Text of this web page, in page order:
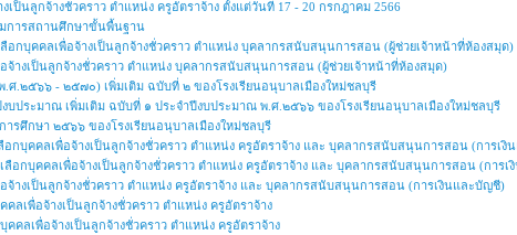
เป็นลูกจ้างชั่วคราว ตำแหน่ง ครูอัตราจ้าง ตั้งแต่วันที่ 17 - 20 กรกฎาคม 2566
มการสถานศึกษาขั้นพื้นฐาน
อกบุคคลเพื่อจ้างเป็นลูกจ้างชั่วคราว ตำแหน่ง บุคลากรสนับสนุนการสอน (ผู้ช่วยเจ้าหน้าที่ห้องสมุด)
จ้างเป็นลูกจ้างชั่วคราว ตำแหน่ง บุคลากรสนับสนุนการสอน (ผู้ช่วยเจ้าหน้าที่ห้องสมุด)
ศ.๒๕๖๖ - ๒๕๗๐) เพิ่มเติม ฉบับที่ ๒ ของโรงเรียนอนุบาลเมืองใหม่ชลบุรี
บประมาณ เพิ่มเติม ฉบับที่ ๑ ประจำปีงบประมาณ พ.ศ.๒๕๖๖ ของโรงเรียนอนุบาลเมืองใหม่ชลบุรี
ารศึกษา ๒๕๖๖ ของโรงเรียนอนุบาลเมืองใหม่ชลบุรี
อกบุคคลเพื่อจ้างเป็นลูกจ้างชั่วคราว ตําแหน่ง ครูอัตราจ้าง และ บุคลากรสนับสนุนการสอน (การเงิ
ลือกบุคคลเพื่อจ้างเป็นลูกจ้างชั่วคราว ตำแหน่ง ครูอัตราจ้าง และ บุคลากรสนับสนุนการสอน (การเ
จ้างเป็นลูกจ้างชั่วคราว ตำแหน่ง ครูอัตราจ้าง และ บุคลากรสนับสนุนการสอน (การเงินและบัญชี)
ลเพื่อจ้างเป็นลูกจ้างชั่วคราว ตำแหน่ง ครูอัตราจ้าง
คลเพื่อจ้างเป็นลูกจ้างชั่วคราว ตำแหน่ง ครูอัตราจ้าง